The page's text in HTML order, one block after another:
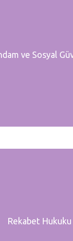
ve Sosyal
Rekabet Hukuku